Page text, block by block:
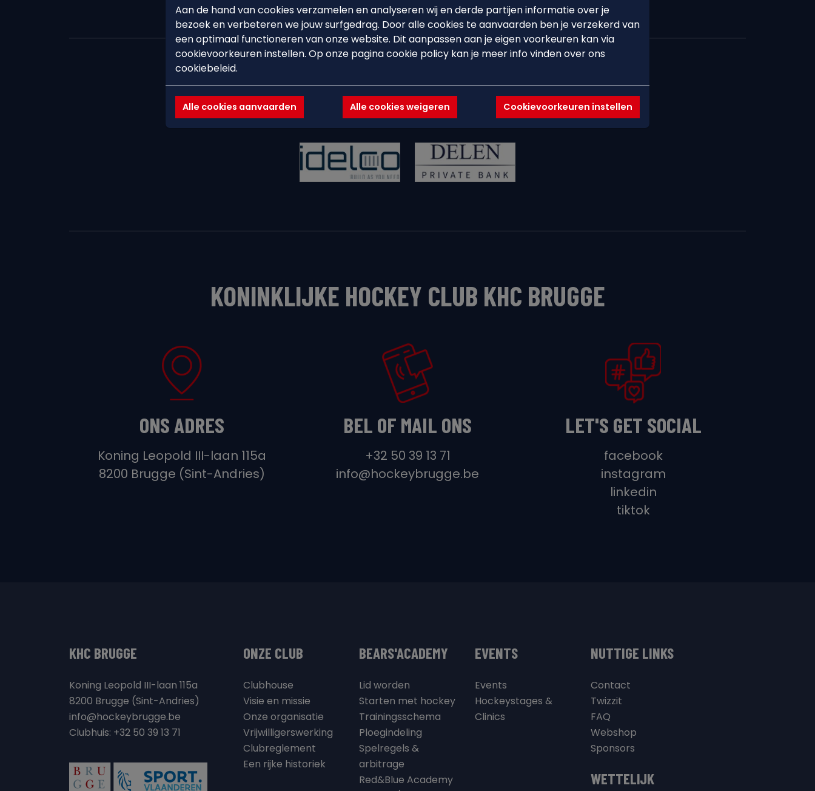
TOGETHER WITH OUR MAIN PARTNER
KONINKLIJKE HOCKEY CLUB KHC BRUGGE
ONS ADRES
Koning Leopold III-laan 115a
8200 Brugge (Sint-Andries)
BEL OF MAIL ONS
+32 50 39 13 71
info@hockeybrugge.be
LET'S GET SOCIAL
facebook
instagram
linkedin
tiktok
KHC BRUGGE
Koning Leopold III-laan 115a
8200 Brugge (Sint-Andries)
info@hockeybrugge.be
Clubhuis: +32 50 39 13 71
ONZE CLUB
Clubhouse
Visie en missie
Onze organisatie
Vrijwilligerswerking
Clubreglement
Een rijke historiek
BEARS'ACADEMY
Lid worden
Starten met hockey
Trainingsschema
Ploegindeling
Spelregels &
arbitrage
Red&Blue Academy
EVENTS
Events
Hockeystages &
Clinics
NUTTIGE LINKS
Contact
Twizzit
FAQ
Webshop
Sponsors
WETTELIJK
Aan de hand van cookies verzamelen en analyseren wij en derde partijen informatie over je
bezoek en verbeteren we jouw surfgedrag. Door alle cookies te aanvaarden ben je verzekerd van
een optimaal functioneren van onze website. Dit aanpassen aan je eigen voorkeuren kan via
cookievoorkeuren instellen. Op onze pagina cookie policy kan je meer info vinden over ons
cookiebeleid.
Alle cookies aanvaarden Alle cookies weigeren Cookievoorkeuren instellen